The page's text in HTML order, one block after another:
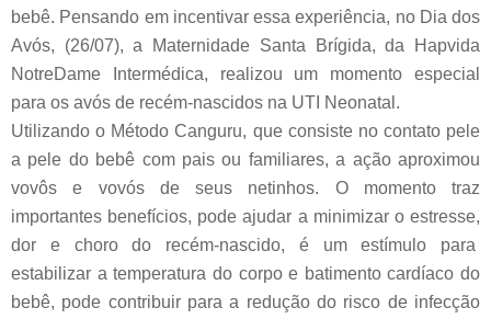
bebê. Pensando em incentivar essa experiência, no Dia dos
Avós, (26/07), a Maternidade Santa Brígida, da Hapvida
NotreDame Intermédica, realizou um momento especial
para os avós de recém-nascidos na UTI Neonatal.
Utilizando o Método Canguru, que consiste no contato pele
a pele do bebê com pais ou familiares, a ação aproximou
vovôs e vovós de seus netinhos. O momento traz
importantes benefícios, pode ajudar a minimizar o estresse,
dor e choro do recém-nascido, é um estímulo para
estabilizar a temperatura do corpo e batimento cardíaco do
bebê, pode contribuir para a redução do risco de infecção